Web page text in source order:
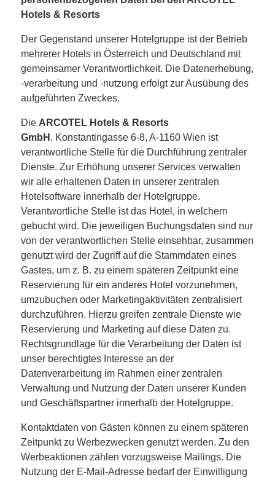
Hotels & Resorts
Der Gegenstand unserer Hotelgruppe ist der Betrieb
mehrerer Hotels in Österreich und Deutschland mit
gemeinsamer Verantwortlichkeit. Die Datenerhebung,
-verarbeitung und -nutzung erfolgt zur Ausübung des
aufgeführten Zweckes.
Die ARCOTEL Hotels & Resorts
GmbH , Konstantingasse 6-8, A-1160 Wien ist
verantwortliche Stelle für die Durchführung zentraler
Dienste. Zur Erhöhung unserer Services verwalten
wir alle erhaltenen Daten in unserer zentralen
Hotelsoftware innerhalb der Hotelgruppe.
Verantwortliche Stelle ist das Hotel, in welchem
gebucht wird. Die jeweiligen Buchungsdaten sind nur
von der verantwortlichen Stelle einsehbar, zusammen
genutzt wird der Zugriff auf die Stammdaten eines
Gastes, um z. B. zu einem späteren Zeitpunkt eine
Reservierung für ein anderes Hotel vorzunehmen,
umzubuchen oder Marketingaktivitäten zentralisiert
durchzuführen. Hierzu greifen zentrale Dienste wie
Reservierung und Marketing auf diese Daten zu.
Rechtsgrundlage für die Verarbeitung der Daten ist
unser berechtigtes Interesse an der
Datenverarbeitung im Rahmen einer zentralen
Verwaltung und Nutzung der Daten unserer Kunden
und Geschäftspartner innerhalb der Hotelgruppe.
Kontaktdaten von Gästen können zu einem späteren
Zeitpunkt zu Werbezwecken genutzt werden. Zu den
Werbeaktionen zählen vorzugsweise Mailings. Die
Nutzung der E-Mail-Adresse bedarf der Einwilligung